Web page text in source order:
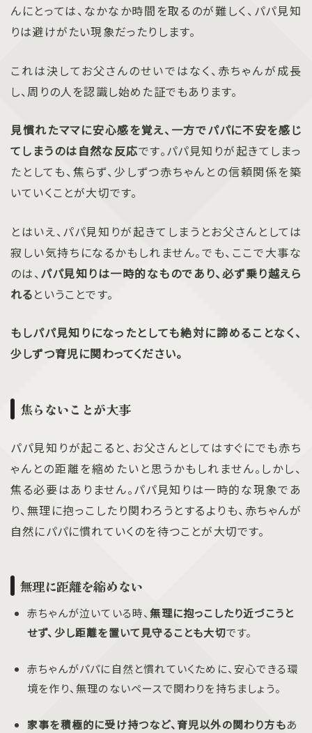
んにとっては、なかなか時間を取るのが難しく、パパ見知
りは避けがたい現象だったりします。
これは決してお父さんのせいではなく、赤ちゃんが成長
し、周りの人を認識し始めた証でもあります。
見慣れたママに安心感を覚え、一方でパパに不安を感じ
てしまうのは自然な反応です。パパ見知りが起きてしまっ
たとしても、焦らず、少しずつ赤ちゃんとの信頼関係を築
いていくことが大切です。
とはいえ、パパ見知りが起きてしまうとお父さんとしては
寂しい気持ちになるかもしれません。でも、ここで大事な
のは、 パパ見知りは一時的なものであり、必ず乗り越えら
れるということです。
もしパパ見知りになったとしても絶対に諦めることなく、
少しずつ育児に関わってください。
焦らないことが大事
パパ見知りが起こると、お父さんとしてはすぐにでも赤ち
ゃんとの距離を縮めたいと思うかもしれません。しかし、
焦る必要はありません。パパ見知りは一時的な現象であ
り、無理に抱っこしたり関わろうとするよりも、赤ちゃんが
自然にパパに慣れていくのを待つことが大切です。
無理に距離を縮めない
赤ちゃんが泣いている時、無理に抱っこしたり近づこうと
せず、少し距離を置いて見守ることも大切です。
赤ちゃんがパパに自然と慣れていくために、安心できる環
境を作り、無理のないペースで関わりを持ちましょう。
家事を積極的に受け持つなど、育児以外の関わり方もあ